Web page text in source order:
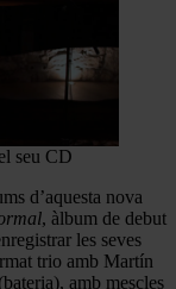
seu CD
d’aquesta nova
, àlbum de debut
les seves
trio amb Martín
amb mescles